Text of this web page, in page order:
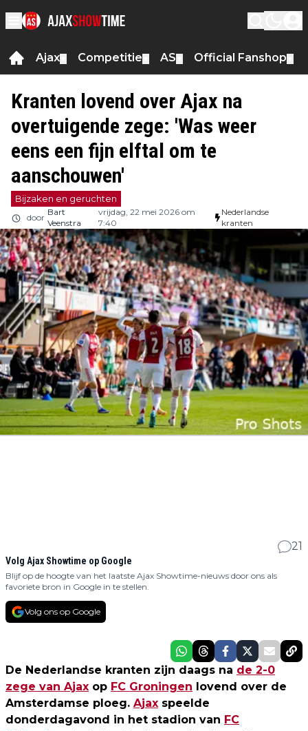
Ajax Competitie AS Official Fanshop
Kranten lovend over Ajax na
overtuigende zege: 'Was weer
eens een fijn elftal om te
aanschouwen'
Bijzaken en geruchten
door
Bart
Veenstra
vrijdag, 22 mei 2026 om
7:40
Nederlandse
kranten
21
Volg Ajax Showtime op Google
Blijf op de hoogte van het laatste Ajax Showtime-nieuws door ons als
favoriete bron in Google in te stellen.
Volg ons op Google
De Nederlandse kranten zijn daags na de 2-0
zege van Ajax op FC Groningen lovend over de
Amsterdamse ploeg. Ajax speelde
donderdagavond in het stadion van FC